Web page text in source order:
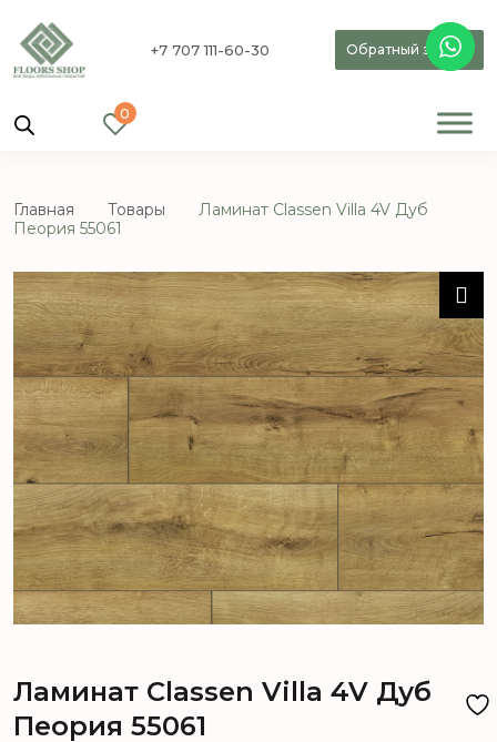
+7 707 111-60-30 Обратный звонок
0
Главная Товары
Ламинат Classen Villa 4V Дуб
Пеория 55061
Ламинат Classen Villa 4V Дуб
Пеория 55061